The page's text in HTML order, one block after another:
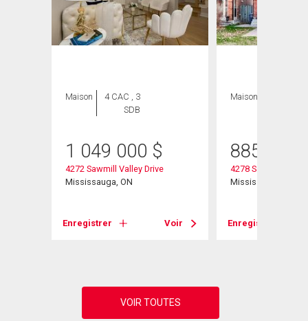
Maison
4 CAC , 3
SDB
1 049 000 $
4272 Sawmill Valley Drive
Mississauga, ON
Enregistrer Voir
Maison
885 000
4278 Sawmill
Mississauga, ON
Enregistrer